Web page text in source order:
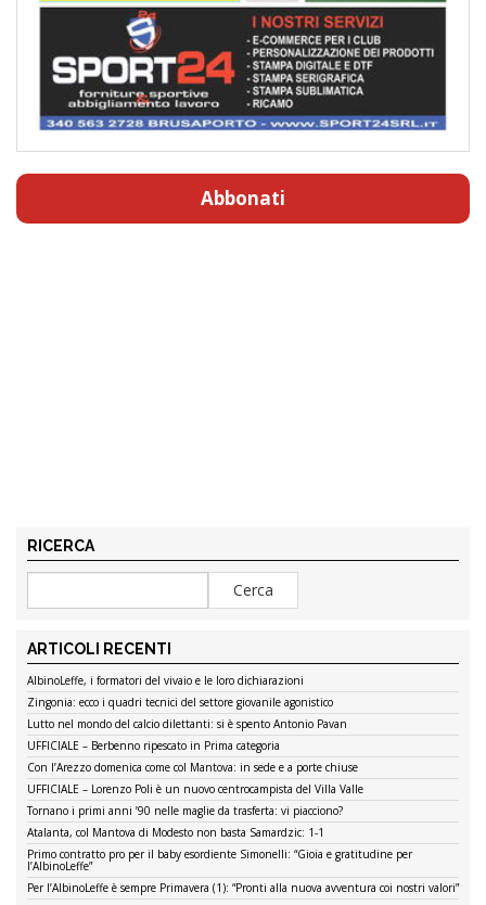
Abbonati
RICERCA
ARTICOLI RECENTI
AlbinoLeffe, i formatori del vivaio e le loro dichiarazioni
Zingonia: ecco i quadri tecnici del settore giovanile agonistico
Lutto nel mondo del calcio dilettanti: si è spento Antonio Pavan
UFFICIALE – Berbenno ripescato in Prima categoria
Con l’Arezzo domenica come col Mantova: in sede e a porte chiuse
UFFICIALE – Lorenzo Poli è un nuovo centrocampista del Villa Valle
Tornano i primi anni ’90 nelle maglie da trasferta: vi piacciono?
Atalanta, col Mantova di Modesto non basta Samardzic: 1-1
Primo contratto pro per il baby esordiente Simonelli: “Gioia e gratitudine per
l’AlbinoLeffe”
Per l’AlbinoLeffe è sempre Primavera (1): “Pronti alla nuova avventura coi nostri valori”